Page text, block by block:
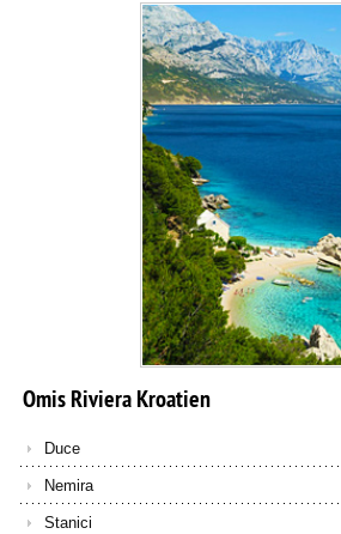
OmisRivieraKroatien
Duce
Nemira
Stanici